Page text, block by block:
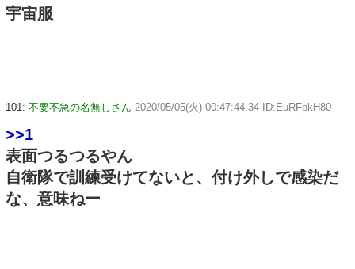
宇宙服
101: 不要不急の名無しさん 2020/05/05(火) 00:47:44.34 ID:EuRFpkH80
>>1
表面つるつるやん
自衛隊で訓練受けてないと、付け外しで感染だ
な、意味ねー